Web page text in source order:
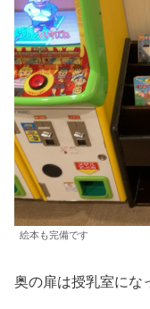
絵本も完備です
奥の扉は授乳室にな